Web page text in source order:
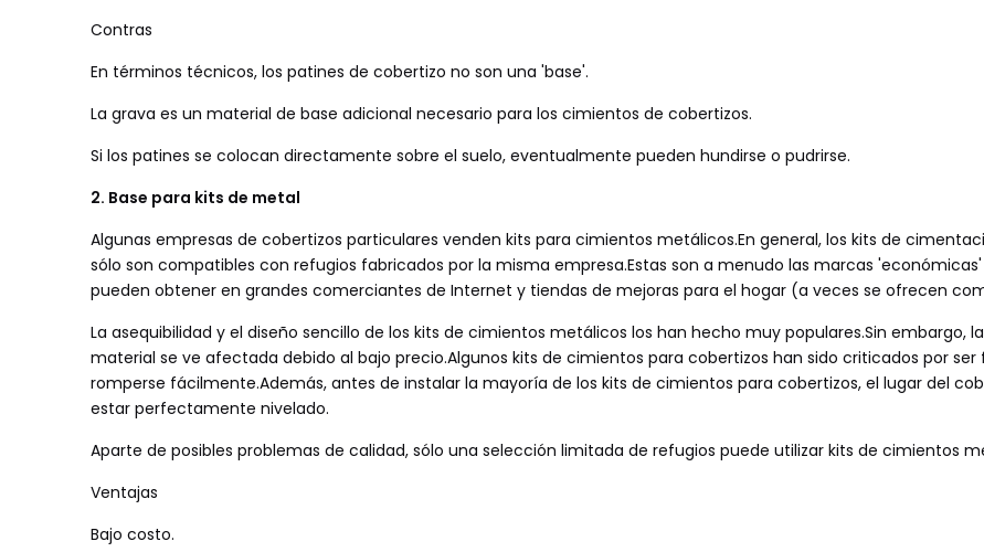
Contras
En términos técnicos, los patines de cobertizo no son una 'base'.
La grava es un material de base adicional necesario para los cimientos de cobertizos.
Si los patines se colocan directamente sobre el suelo, eventualmente pueden hundirse o pudrirse.
2. Base para kits de metal
Algunas empresas de cobertizos particulares venden kits para cimientos metálicos.En general, los kits de
sólo son compatibles con refugios fabricados por la misma empresa.Estas son a menudo las marcas
pueden obtener en grandes comerciantes de Internet y tiendas de mejoras para el hogar (a veces se ofrecen
La asequibilidad y el diseño sencillo de los kits de cimientos metálicos los han hecho muy populares.Sin embargo,
material se ve afectada debido al bajo precio.Algunos kits de cimientos para cobertizos han sido criticados por ser
romperse fácilmente.Además, antes de instalar la mayoría de los kits de cimientos para cobertizos, el lugar del
estar perfectamente nivelado.
Aparte de posibles problemas de calidad, sólo una selección limitada de refugios puede utilizar kits de cimientos
Ventajas
Bajo costo.